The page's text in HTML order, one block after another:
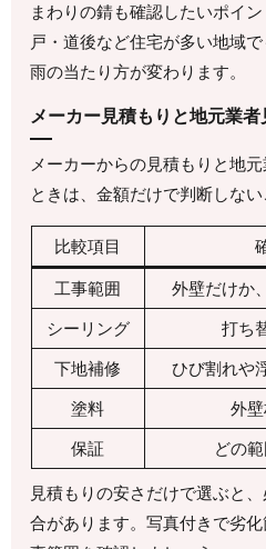
まわりの錆も確認したいポイ
戸・道後など住宅が多い地域
雨の当たり方が変わります。
メーカー見積もりと地元業
メーカーからの見積もりと地
ときは、金額だけで判断しない
比較項目
工事範囲
外壁だけか
シーリング
打ち
下地補修
ひび割れや
塗料
外
保証
どの
見積もりの安さだけで選ぶと
合があります。写真付きで劣